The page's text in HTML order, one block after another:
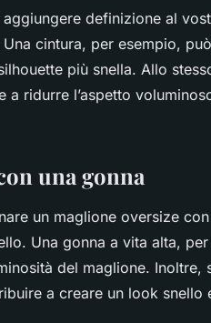
definizione al
cintura, per esempio,
più snella. Allo
a ridurre l’aspetto
una gonna
un maglione oversize
Una gonna a vita alta,
del maglione. Inoltre,
a creare un look snello